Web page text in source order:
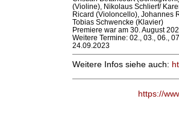
(Violine), Nikolaus Schlierf/
Ricard (Violoncello), Johannes
Tobias Schwencke (Klavier)
Premiere war am 30. August
Weitere Termine: 02., 03., 06.,
24.09.2023
Weitere Infos siehe auch:
https://